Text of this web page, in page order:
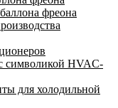
фреона
символикой HVAC-
для холодильной